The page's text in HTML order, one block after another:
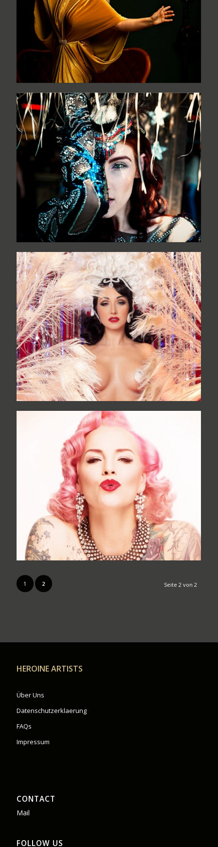
Seite 2 von 2
1 2
HEROINE ARTISTS
Über Uns
Datenschutzerklaerung
FAQs
Impressum
CONTACT
Mail
FOLLOW US